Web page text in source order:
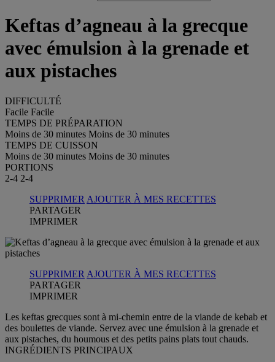
Keftas d’agneau à la grecque
avec émulsion à la grenade et
aux pistaches
DIFFICULTÉ
Facile Facile
TEMPS DE PRÉPARATION
Moins de 30 minutes Moins de 30 minutes
TEMPS DE CUISSON
Moins de 30 minutes Moins de 30 minutes
PORTIONS
2-4 2-4
SUPPRIMER AJOUTER À MES RECETTES
PARTAGER
IMPRIMER
SUPPRIMER AJOUTER À MES RECETTES
PARTAGER
IMPRIMER
Les keftas grecques sont à mi-chemin entre de la viande de kebab et
des boulettes de viande. Servez avec une émulsion à la grenade et
aux pistaches, du houmous et des petits pains plats tout chauds.
INGRÉDIENTS PRINCIPAUX